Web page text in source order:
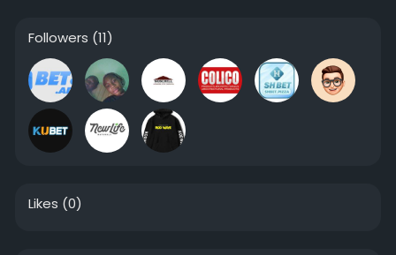
Followers (11)
Likes (0)